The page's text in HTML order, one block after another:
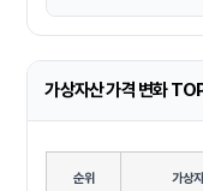
가상자산 가격 변화
순위 가상